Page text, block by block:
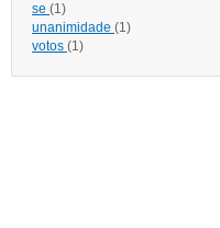
se (1)
unanimidade (1)
votos (1)